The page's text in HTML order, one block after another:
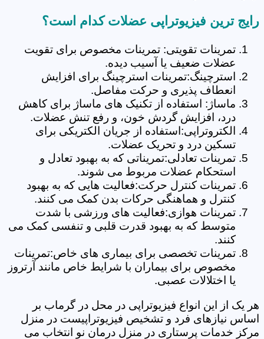
رایج ترین فیزیوتراپی عضلات کدام است؟
تمرینات تقویتی: تمرینات مخصوص برای تقویت
عضلات ضعیف یا آسیب دیده.
استرچینگ:تمرینات استرچینگ برای افزایش
انعطاف پذیری و حرکت مفاصل.
ماساژ: استفاده از تکنیک های ماساژ برای کاهش
درد، افزایش گردش خون، و رفع تنش عضلات.
الکتروتراپی:استفاده از جریان الکتریکی برای
تسکین درد و تحریک عضلات.
تمرینات تعادلی:تمریناتی که به بهبود تعادل و
استحکام عضلات مربوط می شوند.
تمرینات کنترل حرکت:فعالیت هایی که به بهبود
کنترل و هماهنگی حرکات بدن کمک می کنند.
تمرینات هوازی:فعالیت های ورزشی با شدت
متوسط که به بهبود قدرت قلبی و تنفسی کمک می
کنند.
تمرینات تخصصی برای بیماری های خاص:تمرینات
مخصوص برای بیماران با شرایط خاص مانند آرتروز
یا اختلالات عصبی.
هر یک از این انواع فیزیوتراپی در محل در گرماب بر
اساس نیازهای فرد و تشخیص فیزیوتراپیست در منزل
مرکز خدمات پرستاری در منزل درمان نو انتخاب می